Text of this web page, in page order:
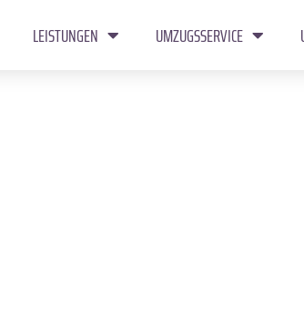
LEISTUNGEN UMZUGSSERVICE